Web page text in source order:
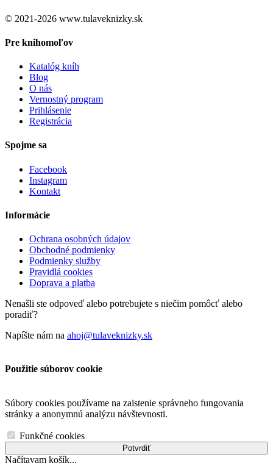
© 2021-2026 www.tulaveknizky.sk
Pre knihomoľov
Katalóg kníh
Blog
O nás
Vernostný program
Prihlásenie
Registrácia
Spojme sa
Facebook
Instagram
Kontakt
Informácie
Ochrana osobných údajov
Obchodné podmienky
Podmienky služby
Pravidlá cookies
Doprava a platba
Nenašli ste odpoveď alebo potrebujete s niečim pomôcť alebo
poradiť?
Napíšte nám na ahoj@tulaveknizky.sk
Použitie súborov cookie
Súbory cookies používame na zaistenie správneho fungovania
stránky a anonymnú analýzu návštevnosti.
Funkčné cookies
Potvrdiť
Načítavam košík...